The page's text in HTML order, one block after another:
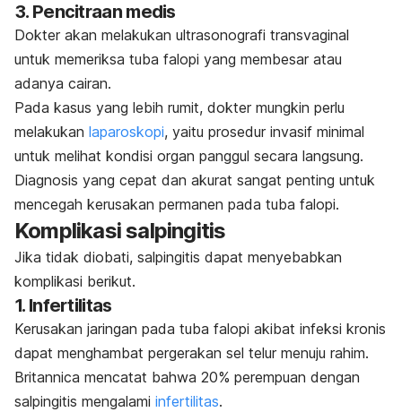
3. Pencitraan medis
Dokter akan melakukan ultrasonografi transvaginal
untuk memeriksa tuba falopi yang membesar atau
adanya cairan.
Pada kasus yang lebih rumit, dokter mungkin perlu
melakukan laparoskopi, yaitu prosedur invasif minimal
untuk melihat kondisi organ panggul secara langsung.
Diagnosis yang cepat dan akurat sangat penting untuk
mencegah kerusakan permanen pada tuba falopi.
Komplikasi salpingitis
Jika tidak diobati, salpingitis dapat menyebabkan
komplikasi berikut.
1. Infertilitas
Kerusakan jaringan pada tuba falopi akibat infeksi kronis
dapat menghambat pergerakan sel telur menuju rahim.
Britannica mencatat bahwa 20% perempuan dengan
salpingitis mengalami infertilitas.